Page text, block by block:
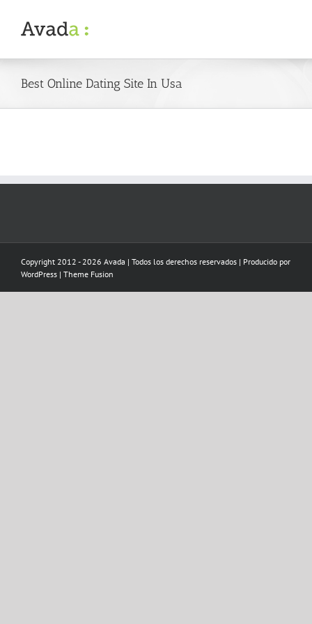
content
Best Online Dating Site In Usa
Copyright 2012 - 2026 Avada | Todos los derechos reservados | Producido por
WordPress | Theme Fusion